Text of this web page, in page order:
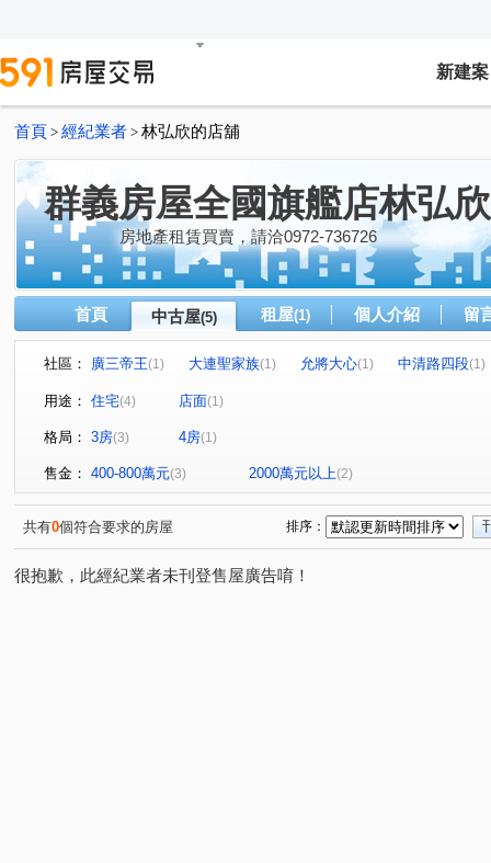
新建案
首頁 > 經紀業者 > 林弘欣的店舖
群義房屋全國旗艦店林弘欣
房地產租賃買賣，請洽0972-736726
首頁 中古屋(5) 租屋(1) 個人介紹 留
社區： 廣三帝王(1) 大連聖家族(1) 允將大心(1) 中清路四段(1)
華美街 大連北街
用途： 住宅(4) 店面(1)
格局： 3房(3) 4房(1)
售金： 400-800萬元(3) 2000萬元以上(2)
共有0個符合要求的房屋 排序：
很抱歉，此經紀業者未刊登售屋廣告唷！